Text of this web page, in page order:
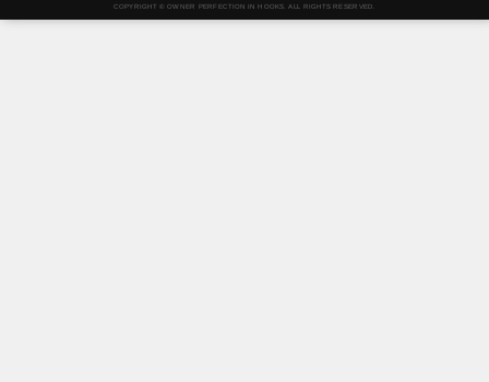
COPYRIGHT © OWNER PERFECTION IN HOOKS. ALL RIGHTS RESERVED.